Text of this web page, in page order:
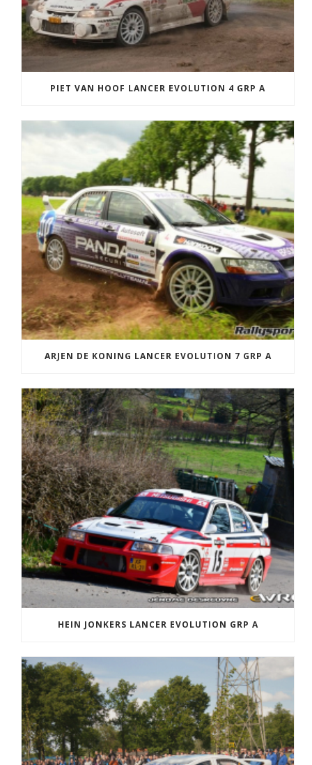
PIET VAN HOOF LANCER EVOLUTION 4 GRP A
ARJEN DE KONING LANCER EVOLUTION 7 GRP A
HEIN JONKERS LANCER EVOLUTION GRP A